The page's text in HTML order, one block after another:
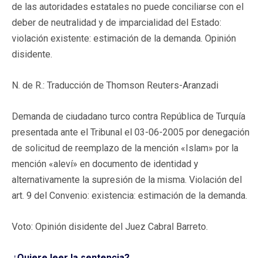
de las autoridades estatales no puede conciliarse con el
deber de neutralidad y de imparcialidad del Estado:
violación existente: estimación de la demanda. Opinión
disidente.
N. de R.: Traducción de Thomson Reuters-Aranzadi
Demanda de ciudadano turco contra República de Turquía
presentada ante el Tribunal el 03-06-2005 por denegación
de solicitud de reemplazo de la mención «Islam» por la
mención «aleví» en documento de identidad y
alternativamente la supresión de la misma. Violación del
art. 9 del Convenio: existencia: estimación de la demanda.
Voto: Opinión disidente del Juez Cabral Barreto.